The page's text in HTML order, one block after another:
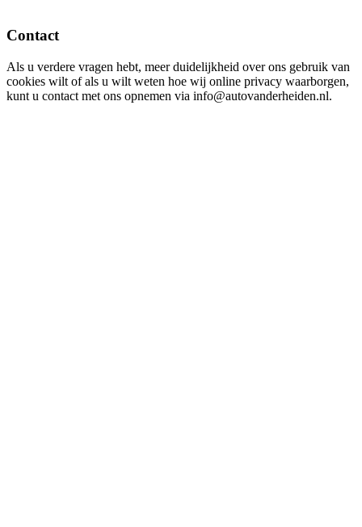
Contact
Als u verdere vragen hebt, meer duidelijkheid over ons gebruik van
cookies wilt of als u wilt weten hoe wij online privacy waarborgen,
kunt u contact met ons opnemen via info@autovanderheiden.nl.